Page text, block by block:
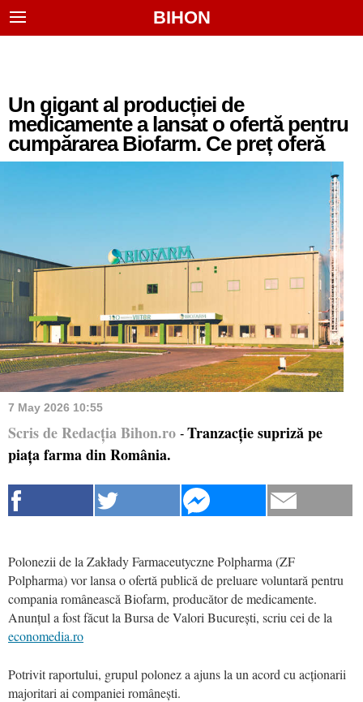
BIHON
Un gigant al producției de
medicamente a lansat o ofertă pentru
cumpărarea Biofarm. Ce preț oferă
7 May 2026 10:55
Scris de Redacția Bihon.ro - Tranzacție supriză pe
piața farma din România.
Polonezii de la Zakłady Farmaceutyczne Polpharma (ZF
Polpharma) vor lansa o ofertă publică de preluare voluntară pentru
compania românească Biofarm, producător de medicamente.
Anunțul a fost făcut la Bursa de Valori București, scriu cei de la
economedia.ro
Potrivit raportului, grupul polonez a ajuns la un acord cu acționarii
majoritari ai companiei românești.